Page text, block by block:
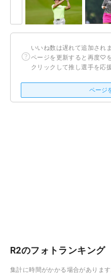
いいね数は遅れて追加されま
ページを更新すると再度♡
クリックして推し選手を応
ページ
R2のフォトランキング
集計に時間がかかる場合があります